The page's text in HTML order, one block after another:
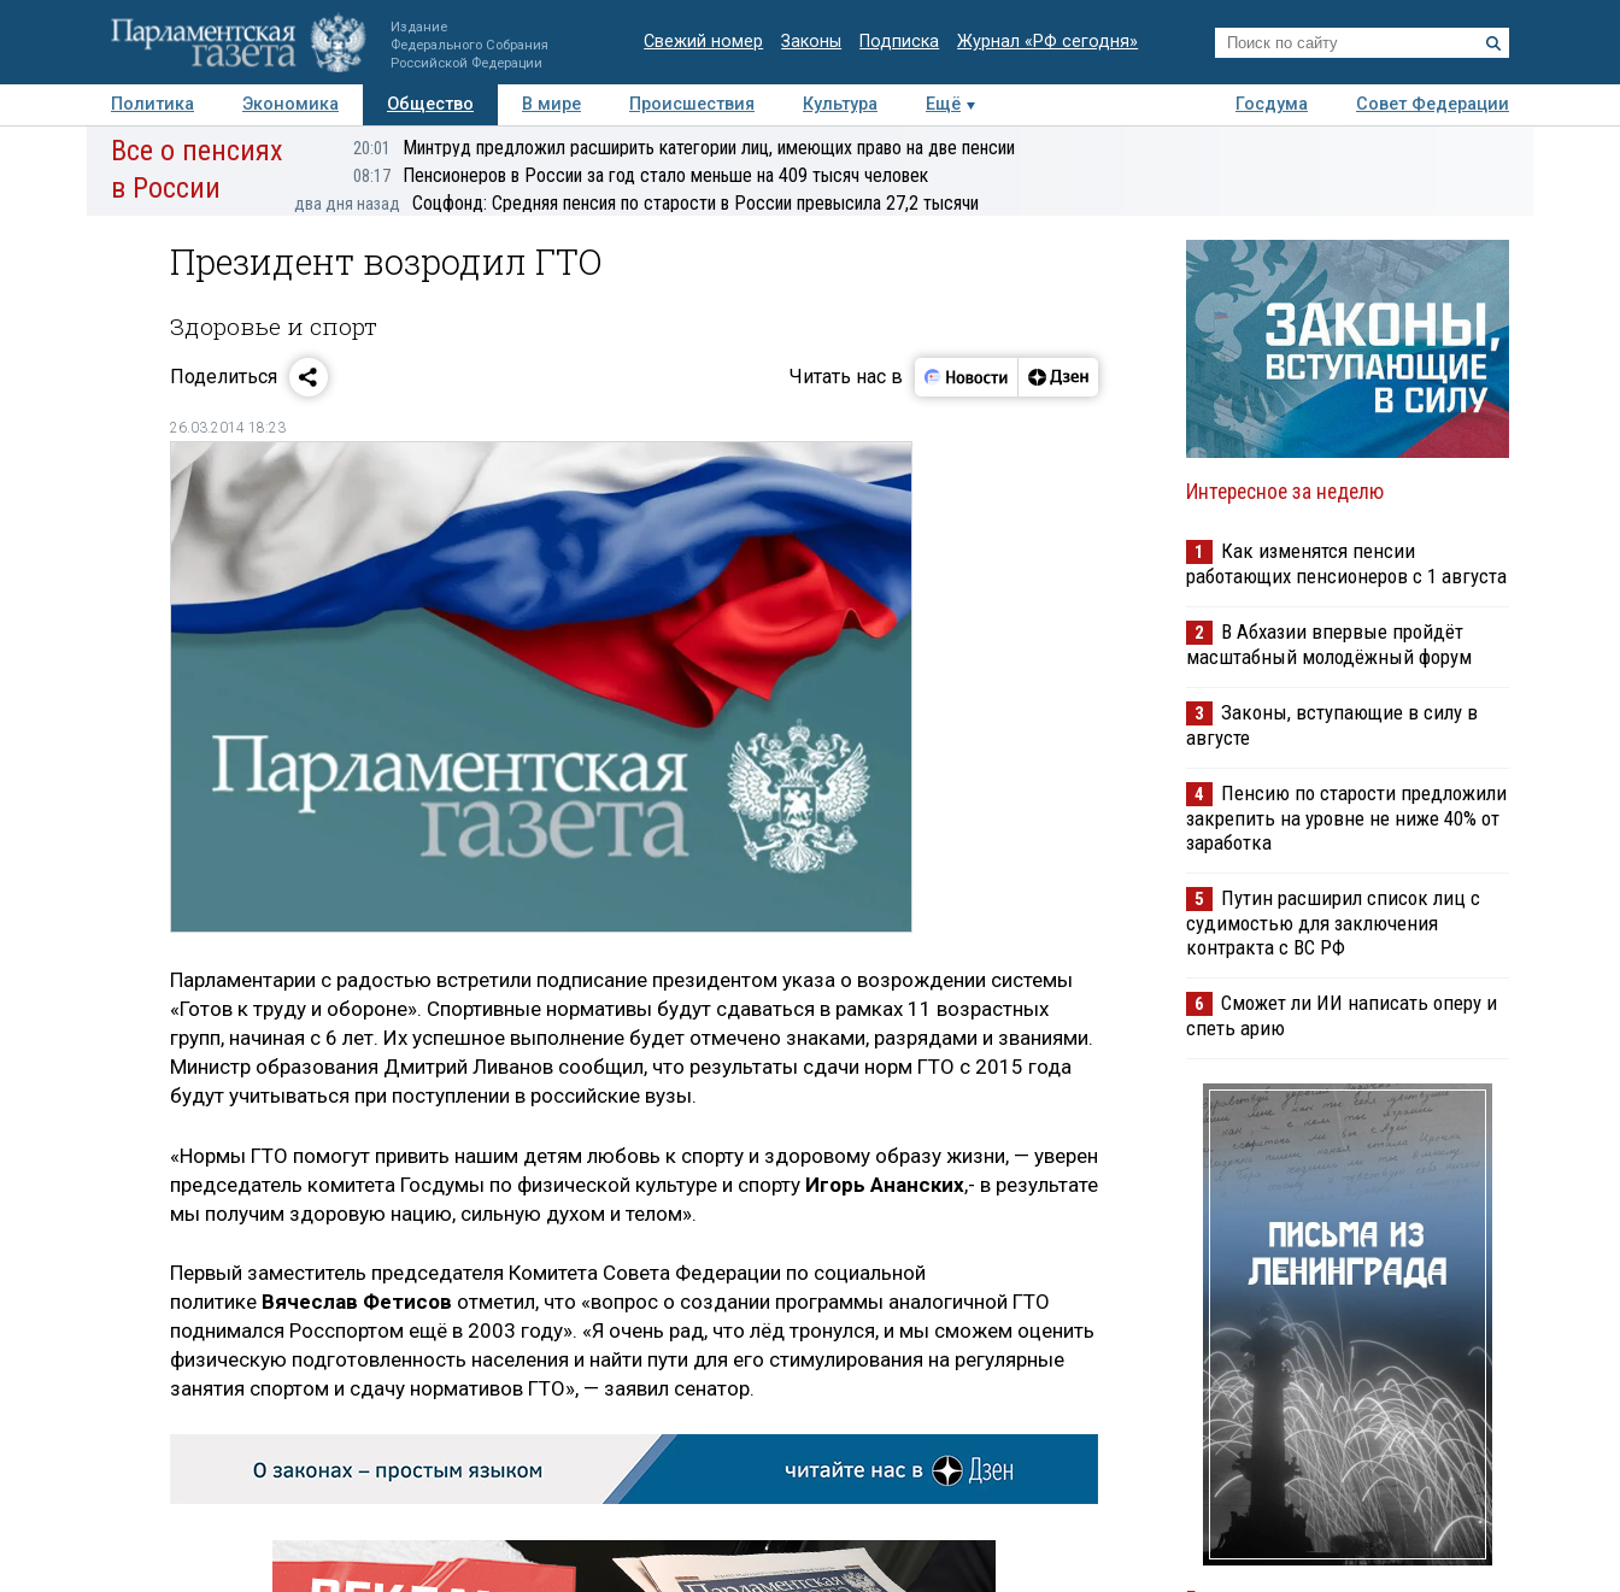
Издание
Федерального Собрания
Российской Федерации
Свежий номер Законы Подписка Журнал «РФ сегодня»
Политика Экономика Общество В мире Происшествия Культура Ещё Госдума
Совет Федерации
Авторы Персоны Мнения Регионы Медиацентр Интервью Колумнисты
Деловая
Все о пенсиях
в России
20:01 Минтруд предложил расширить категории лиц, имеющих право на две пенсии
08:17 Пенсионеров в России за год стало меньше на 409 тысяч человек
два дня назад Соцфонд: Средняя пенсия по старости в России превысила 27,2 тысячи
Президент возродил ГТО
Здоровье и спорт
Поделиться Читать нас в
26.03.2014 18:23
Парламентарии с радостью встретили подписание президентом указа о возрождении системы
«Готов к труду и обороне». Спортивные нормативы будут сдаваться в рамках 11 возрастных
групп, начиная с 6 лет. Их успешное выполнение будет отмечено знаками, разрядами и званиями.
Министр образования Дмитрий Ливанов сообщил, что результаты сдачи норм ГТО с 2015 года
будут учитываться при поступлении в российские вузы.
«Нормы ГТО помогут привить нашим детям любовь к спорту и здоровому образу жизни, — уверен
председатель комитета Госдумы по физической культуре и спорту Игорь Ананских,- в результате
мы получим здоровую нацию, сильную духом и телом».
Первый заместитель председателя Комитета Совета Федерации по социальной
политике Вячеслав Фетисов отметил, что «вопрос о создании программы аналогичной ГТО
поднимался Росспортом ещё в 2003 году». «Я очень рад, что лёд тронулся, и мы сможем оценить
физическую подготовленность населения и найти пути для его стимулирования на регулярные
занятия спортом и сдачу нормативов ГТО», — заявил сенатор.
Интересное за неделю
1
Как изменятся пенсии
работающих пенсионеров с 1 августа
2
В Абхазии впервые пройдёт
масштабный молодёжный форум
3
Законы, вступающие в силу в
августе
4
Пенсию по старости предложили
закрепить на уровне не ниже 40% от
заработка
5
Путин расширил список лиц с
судимостью для заключения
контракта с ВС РФ
6
Сможет ли ИИ написать оперу и
спеть арию